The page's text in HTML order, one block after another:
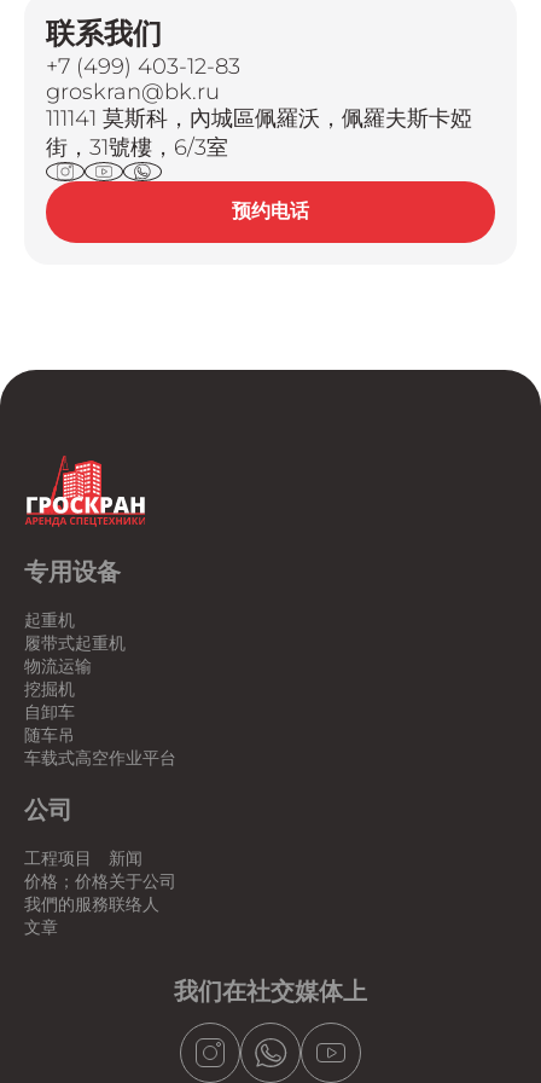
联系我们
+7 (499) 403-12-83
groskran@bk.ru
111141 莫斯科，內城區佩羅沃，佩羅夫斯卡婭
街，31號樓，6/3室
预约电话
专用设备
起重机
履带式起重机
物流运输
挖掘机
自卸车
随车吊
车载式高空作业平台
公司
工程项目
价格；价格
我們的服務
文章
新闻
关于公司
联络人
我们在社交媒体上